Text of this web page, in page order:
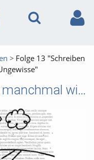
Folge 13 "Schreiben
Folge 13 "Schreiben ist manchmal wie eine Reise in das Ungewisse"